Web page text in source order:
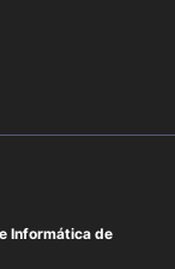
Informática de